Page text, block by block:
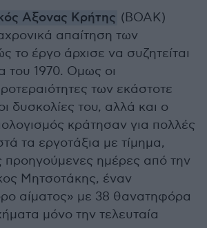
Αξονας Κρήτης (ΒΟΑΚ)
απαίτηση των
το έργο άρχισε να συζητείται
του 1970. Ομως οι
των εκάστοτε
δυσκολίες του, αλλά και ο
κράτησαν για πολλές
τα εργοτάξια με τίμημα,
προηγούμενες ημέρες από την
Μητσοτάκης, έναν
αίματος» με 38 θανατηφόρα
μόνο την τελευταία